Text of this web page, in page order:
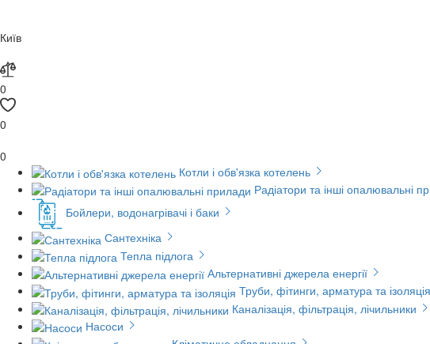
Київ
0
0
0
Котли і обв'язка котелень
Радіатори та інші опалювальні
Бойлери, водонагрівачі і баки
Сантехніка
Тепла підлога
Альтернативні джерела енергії
Труби, фітинги, арматура та ізоляція
Каналізація, фільтрація, лічильники
Насоси